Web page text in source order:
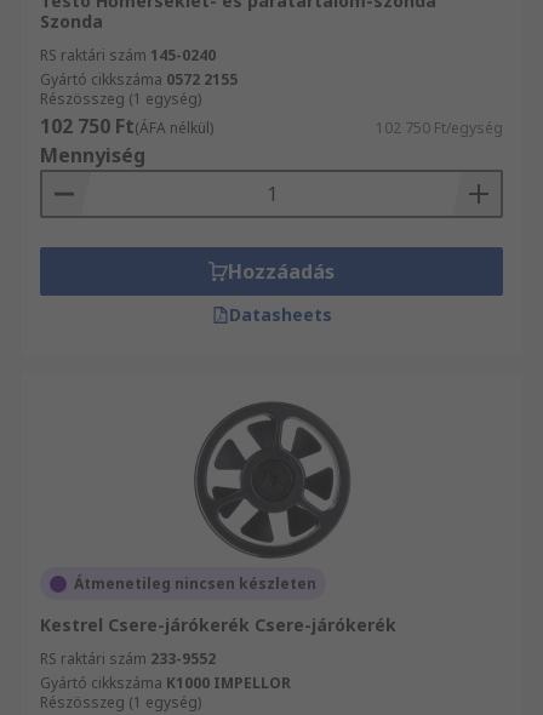
Szonda
RS raktári szám 145-0240
Gyártó cikkszáma 0572 2155
Részösszeg (1 egység)
102 750 Ft(ÁFA nélkül) 102 750 Ft/egység
Mennyiség
Hozzáadás
Datasheets
Átmenetileg nincsen készleten
Kestrel Csere-járókerék Csere-járókerék
RS raktári szám 233-9552
Gyártó cikkszáma K1000 IMPELLOR
Részösszeg (1 egység)